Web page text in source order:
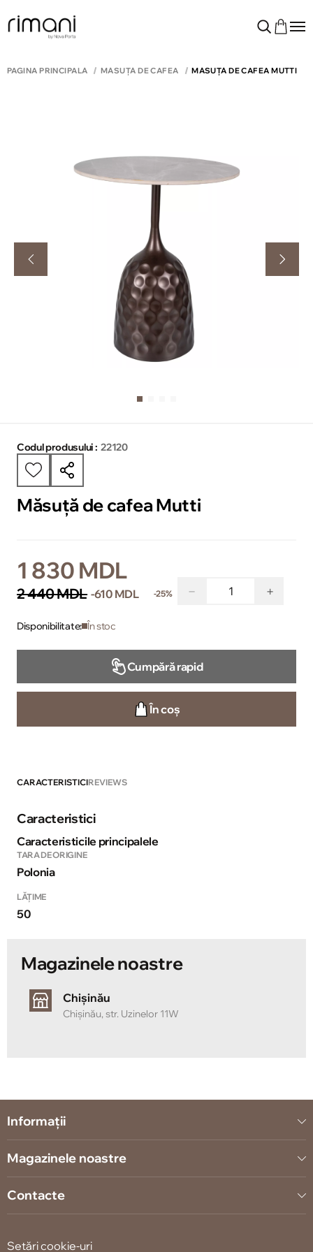
PAGINA PRINCIPALĂ MĂSUȚĂ DE CAFEA MĂSUȚĂ DE CAFEA MUTTI
Codul produsului : 22120
Măsuță de cafea Mutti
1 830 MDL
2 440 MDL -610 MDL -25% − +
Disponibilitate: În stoc
Cumpără rapid
În coș
CARACTERISTICIREVIEWS
Caracteristici
Caracteristicile principalele
TARA DE ORIGINE
Polonia
LĂŢIME
50
Magazinele noastre
Chișinău
Chișinău, str. Uzinelor 11W
Informații
Magazinele noastre
Contacte
Setări cookie-uri